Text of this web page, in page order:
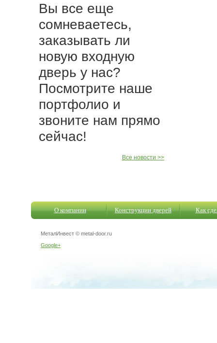
Вы все еще
сомневаетесь,
заказывать ли
новую входную
дверь у нас?
Посмотрите наше
портфолио и
звоните нам прямо
сейчас!
Все новости >>
О компании Конструкции дверей Как
МеталИнвест © metal-door.ru
Google+